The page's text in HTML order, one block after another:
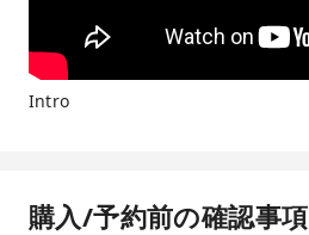
Intro
購入/予約前の確認事項